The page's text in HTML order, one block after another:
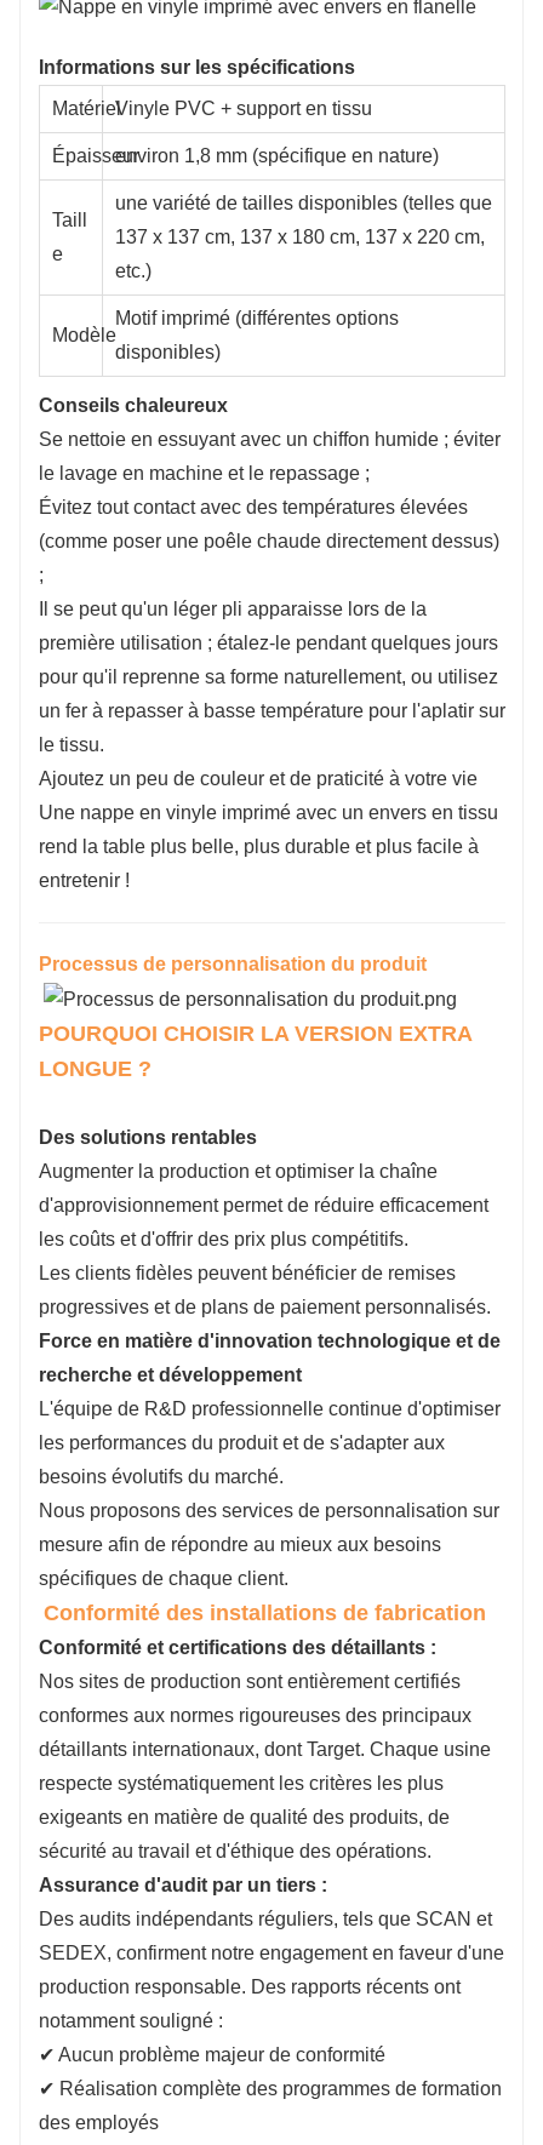
Informations sur les spécifications
MatérielVinyle PVC + support en tissu
Épaisseurenviron 1,8 mm (spécifique en nature)
Taill
e
une variété de tailles disponibles (telles que
137 x 137 cm, 137 x 180 cm, 137 x 220 cm,
etc.)
Modèle
Motif imprimé (différentes options
disponibles)
Conseils chaleureux
Se nettoie en essuyant avec un chiffon humide ; éviter
le lavage en machine et le repassage ;
Évitez tout contact avec des températures élevées
(comme poser une poêle chaude directement dessus)
;
Il se peut qu'un léger pli apparaisse lors de la
première utilisation ; étalez-le pendant quelques jours
pour qu'il reprenne sa forme naturellement, ou utilisez
un fer à repasser à basse température pour l'aplatir sur
le tissu.
Ajoutez un peu de couleur et de praticité à votre vie
Une nappe en vinyle imprimé avec un envers en tissu
rend la table plus belle, plus durable et plus facile à
entretenir !
Processus de personnalisation du produit
POURQUOI CHOISIR LA VERSION EXTRA
LONGUE ?
Des solutions rentables
Augmenter la production et optimiser la chaîne
d'approvisionnement permet de réduire efficacement
les coûts et d'offrir des prix plus compétitifs.
Les clients fidèles peuvent bénéficier de remises
progressives et de plans de paiement personnalisés.
Force en matière d'innovation technologique et de
recherche et développement
L'équipe de R&D professionnelle continue d'optimiser
les performances du produit et de s'adapter aux
besoins évolutifs du marché.
Nous proposons des services de personnalisation sur
mesure afin de répondre au mieux aux besoins
spécifiques de chaque client.
Conformité des installations de fabrication
Conformité et certifications des détaillants :
Nos sites de production sont entièrement certifiés
conformes aux normes rigoureuses des principaux
détaillants internationaux, dont Target. Chaque usine
respecte systématiquement les critères les plus
exigeants en matière de qualité des produits, de
sécurité au travail et d'éthique des opérations.
Assurance d'audit par un tiers :
Des audits indépendants réguliers, tels que SCAN et
SEDEX, confirment notre engagement en faveur d'une
production responsable. Des rapports récents ont
notamment souligné :
✔ Aucun problème majeur de conformité
✔ Réalisation complète des programmes de formation
des employés